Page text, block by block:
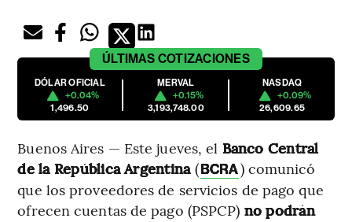
ÚLTIMAS COTIZACIONES
DÓLAR OFICIAL
+0.04%
1,496.50
MERVAL
+0.15%
3,193,748.00
NASDAQ
+0.09%
26,609.65
Buenos Aires — Este jueves, el Banco Central
de la República Argentina(BCRA) comunicó
que los proveedores de servicios de pago que
ofrecen cuentas de pago (PSPCP) no podrán